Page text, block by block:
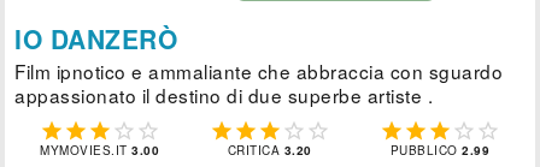
IO DANZERÒ
Film ipnotico e ammaliante che abbraccia con sguardo
appassionato il destino di due superbe artiste .
    
MYMOVIES.IT3.00
    
CRITICA 3.20
    
PUBBLICO2.99